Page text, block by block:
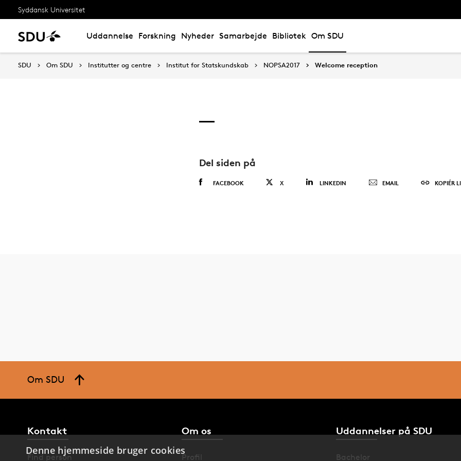
Syddansk Universitet
Uddannelse Forskning Nyheder Samarbejde Bibliotek Om SDU
SDU Om SDU Institutter og centre Institut for Statskundskab NOPSA2017 Welcome reception
Del siden på
FACEBOOK X LINKEDIN EMAIL KOPIÉR
Om SDU
Kontakt
Find person
Om os
Profil
Uddannelser på SDU
Bachelor
Denne hjemmeside bruger cookies